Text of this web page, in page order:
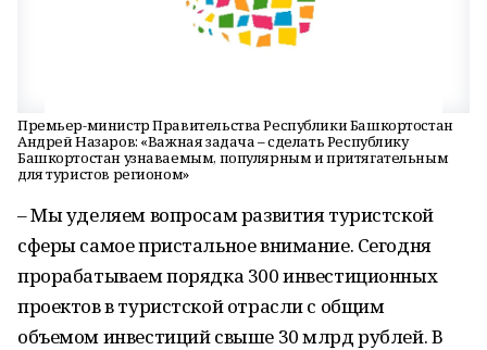
Премьер-министр Правительства Республики Башкортостан
Андрей Назаров: «Важная задача – сделать Республику
Башкортостан узнаваемым, популярным и притягательным
для туристов регионом»
– Мы уделяем вопросам развития туристской
сферы самое пристальное внимание. Сегодня
прорабатываем порядка 300 инвестиционных
проектов в туристской отрасли с общим
объемом инвестиций свыше 30 млрд рублей. В